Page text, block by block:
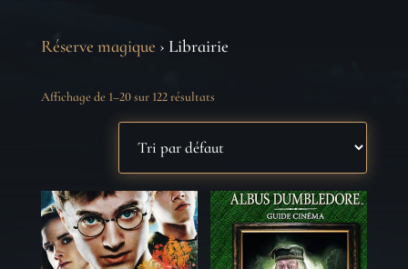
Réserve magique › Librairie
Affichage de 1–20 sur 122 résultats